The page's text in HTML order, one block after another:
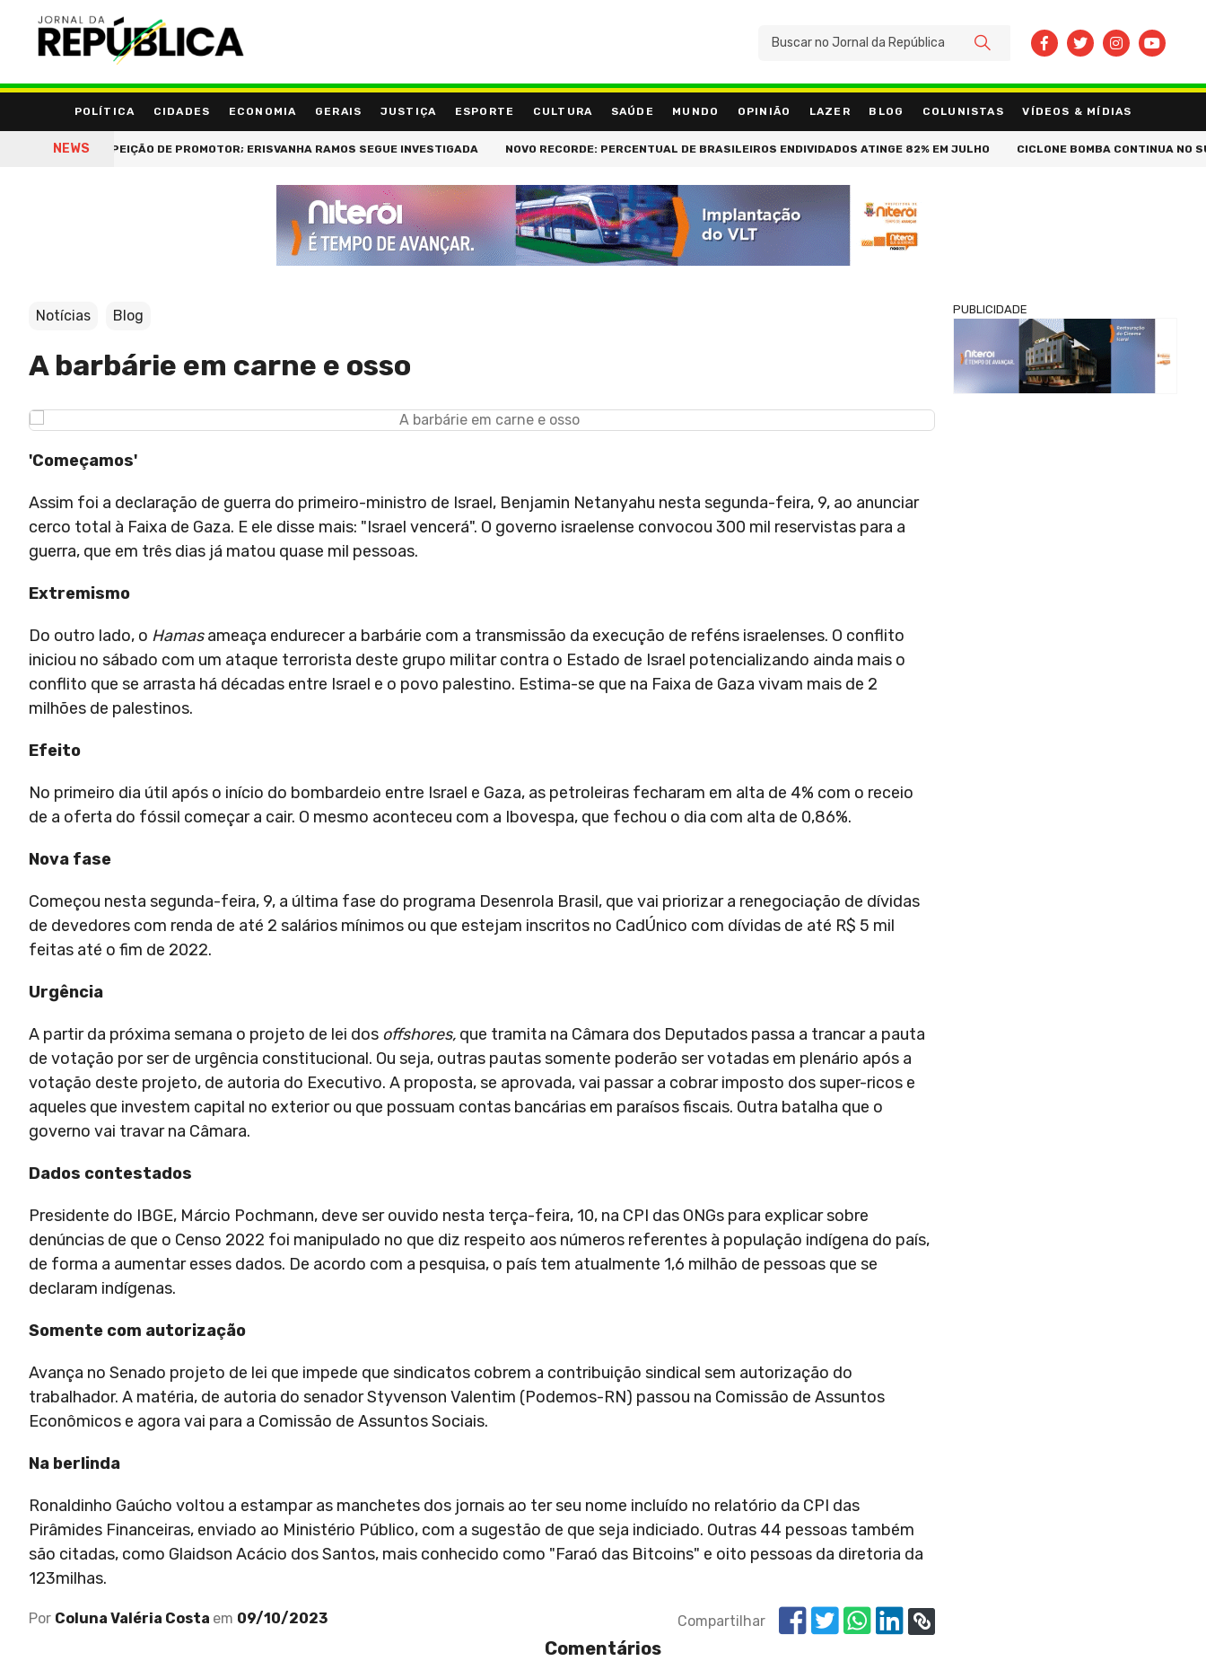
POLÍTICA CIDADES ECONOMIA GERAIS JUSTIÇA ESPORTE CULTURA SAÚDE MUNDO OPINIÃO LAZER BLOG COLUNISTAS VÍDEOS & MÍDIAS
NEWS
SUSPEIÇÃO DE PROMOTOR; ERISVANHA RAMOS SEGUE INVESTIGADA NOVO RECORDE: PERCENTUAL DE BRASILEIROS ENDIVIDADOS ATINGE 82% EM JULHO CICLONE BOMBA CONTINUA NO SUL E
BUSCAR
Notícias Blog
A barbárie em carne e osso
'Começamos'
Assim foi a declaração de guerra do primeiro-ministro de Israel, Benjamin Netanyahu nesta segunda-feira, 9, ao anunciar
cerco total à Faixa de Gaza. E ele disse mais: "Israel vencerá". O governo israelense convocou 300 mil reservistas para a
guerra, que em três dias já matou quase mil pessoas.
Extremismo
Do outro lado, o Hamasameaça endurecer a barbárie com a transmissão da execução de reféns israelenses. O conflito
iniciou no sábado com um ataque terrorista deste grupo militar contra o Estado de Israel potencializando ainda mais o
conflito que se arrasta há décadas entre Israel e o povo palestino. Estima-se que na Faixa de Gaza vivam mais de 2
milhões de palestinos.
Efeito
No primeiro dia útil após o início do bombardeio entre Israel e Gaza, as petroleiras fecharam em alta de 4% com o receio
de a oferta do fóssil começar a cair. O mesmo aconteceu com a Ibovespa, que fechou o dia com alta de 0,86%.
Nova fase
Começou nesta segunda-feira, 9, a última fase do programa Desenrola Brasil, que vai priorizar a renegociação de dívidas
de devedores com renda de até 2 salários mínimos ou que estejam inscritos no CadÚnico com dívidas de até R$ 5 mil
feitas até o fim de 2022.
Urgência
A partir da próxima semana o projeto de lei dos offshores, que tramita na Câmara dos Deputados passa a trancar a pauta
de votação por ser de urgência constitucional. Ou seja, outras pautas somente poderão ser votadas em plenário após a
votação deste projeto, de autoria do Executivo. A proposta, se aprovada, vai passar a cobrar imposto dos super-ricos e
aqueles que investem capital no exterior ou que possuam contas bancárias em paraísos fiscais. Outra batalha que o
governo vai travar na Câmara.
Dados contestados
Presidente do IBGE, Márcio Pochmann, deve ser ouvido nesta terça-feira, 10, na CPI das ONGs para explicar sobre
denúncias de que o Censo 2022 foi manipulado no que diz respeito aos números referentes à população indígena do país,
de forma a aumentar esses dados. De acordo com a pesquisa, o país tem atualmente 1,6 milhão de pessoas que se
declaram indígenas.
Somente com autorização
Avança no Senado projeto de lei que impede que sindicatos cobrem a contribuição sindical sem autorização do
trabalhador. A matéria, de autoria do senador Styvenson Valentim (Podemos-RN) passou na Comissão de Assuntos
Econômicos e agora vai para a Comissão de Assuntos Sociais.
Na berlinda
Ronaldinho Gaúcho voltou a estampar as manchetes dos jornais ao ter seu nome incluído no relatório da CPI das
Pirâmides Financeiras, enviado ao Ministério Público, com a sugestão de que seja indiciado. Outras 44 pessoas também
são citadas, como Glaidson Acácio dos Santos, mais conhecido como "Faraó das Bitcoins" e oito pessoas da diretoria da
123milhas.
Por Coluna Valéria Costa em 09/10/2023 Compartilhar
PUBLICIDADE
Comentários